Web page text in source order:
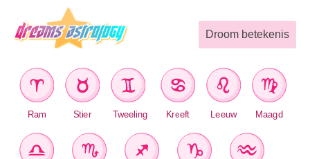
Droom betekenis
Ram Stier Tweeling Kreeft Leeuw Maagd